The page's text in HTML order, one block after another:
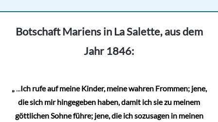
mehrere
auf.
Die
auf
der
Produktseite
Botschaft Mariens in La Salette, aus dem
Jahr 1846:
„...Ich rufe auf meine Kinder, meine wahren Frommen; jene,
die sich mir hingegeben haben, damit ich sie zu meinem
göttlichen Sohne führe; jene, die ich sozusagen in meinen